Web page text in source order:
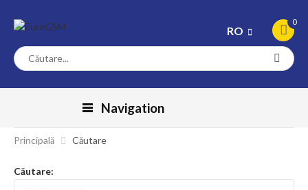
0
RO
Navigation
Principală Căutare
Căutare: